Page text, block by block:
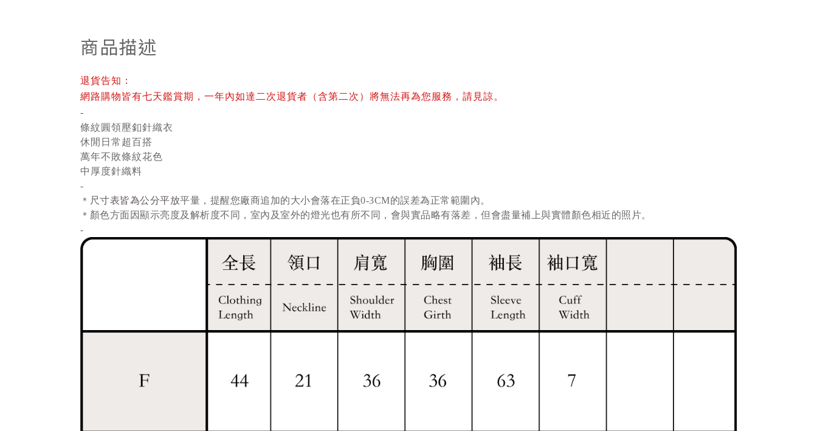
商品描述
退貨告知：
網路購物皆有七天鑑賞期，一年內如達二次退貨者（含第二次）將無法再為您服務，請見諒。
-
條紋圓領壓釦針織衣
休閒日常超百搭
萬年不敗條紋花色
中厚度針織料
-
＊ 尺寸表皆為公分平放平量 ，提醒您廠商追加的大小會落在正負0-3CM的誤差為正常範圍內。
＊ 顏色方面因顯示亮度及解析度不同，室內及室外的燈光也有所不同，會與實品略有落差，但會盡量補上與實體顏色相近的照片。
-